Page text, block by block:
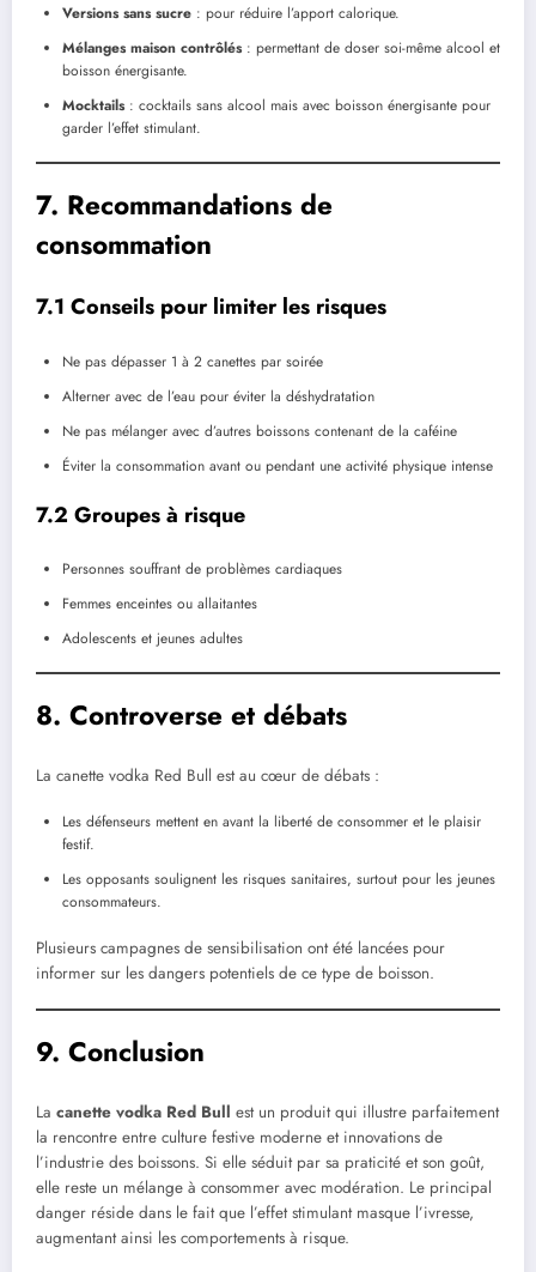
Versions sans sucre : pour réduire l’apport calorique.
Mélanges maison contrôlés: permettant de doser soi-même alcool et
boisson énergisante.
Mocktails: cocktails sans alcool mais avec boisson énergisante pour
garder l’effet stimulant.
7. Recommandations de
consommation
7.1 Conseils pour limiter les risques
Ne pas dépasser 1 à 2 canettes par soirée
Alterner avec de l’eau pour éviter la déshydratation
Ne pas mélanger avec d’autres boissons contenant de la caféine
Éviter la consommation avant ou pendant une activité physique intense
7.2 Groupes à risque
Personnes souffrant de problèmes cardiaques
Femmes enceintes ou allaitantes
Adolescents et jeunes adultes
8. Controverse et débats
La canette vodka Red Bull est au cœur de débats :
Les défenseurs mettent en avant la liberté de consommer et le plaisir
festif.
Les opposants soulignent les risques sanitaires, surtout pour les jeunes
consommateurs.
Plusieurs campagnes de sensibilisation ont été lancées pour
informer sur les dangers potentiels de ce type de boisson.
9. Conclusion
La canette vodka Red Bull est un produit qui illustre parfaitement
la rencontre entre culture festive moderne et innovations de
l’industrie des boissons. Si elle séduit par sa praticité et son goût,
elle reste un mélange à consommer avec modération. Le principal
danger réside dans le fait que l’effet stimulant masque l’ivresse,
augmentant ainsi les comportements à risque.